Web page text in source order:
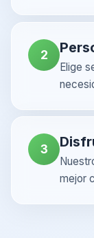
2
Elige
3
mejor